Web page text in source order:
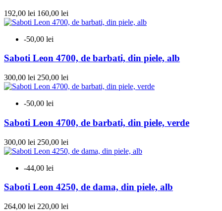
192,00 lei 160,00 lei
-50,00 lei
Saboti Leon 4700, de barbati, din piele, alb
300,00 lei 250,00 lei
-50,00 lei
Saboti Leon 4700, de barbati, din piele, verde
300,00 lei 250,00 lei
-44,00 lei
Saboti Leon 4250, de dama, din piele, alb
264,00 lei 220,00 lei